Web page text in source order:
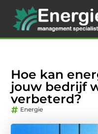
Hoe kan
jouw bedrijf
verbeterd?
Energie